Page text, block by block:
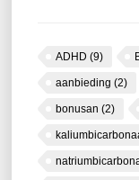
ADHD (9)
aanbieding (2)
bonusan (2)